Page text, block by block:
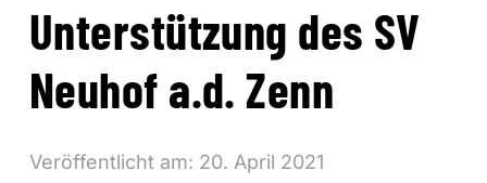
Unterstützung des SV
Neuhof a.d. Zenn
Veröffentlicht am: 20. April 2021